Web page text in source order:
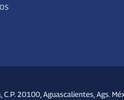
20100, Aguascalientes, Ags.